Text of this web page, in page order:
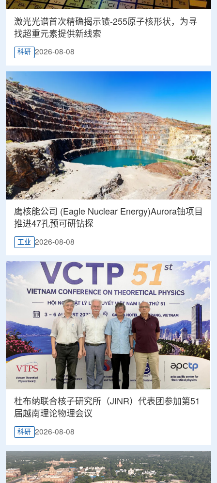
激光光谱首次精确揭示镄-255原子核形状，为寻
找超重元素提供新线索
科研 2026-08-08
鹰核能公司 (Eagle Nuclear Energy)Aurora铀项目
推进47孔预可研钻探
工业 2026-08-08
杜布纳联合核子研究所（JINR）代表团参加第51
届越南理论物理会议
科研 2026-08-08